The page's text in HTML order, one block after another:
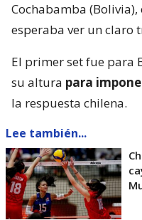
Cochabamba
esperaba ver un claro
El primer set fue para
su altura para
la respuesta chilena.
Lee también...